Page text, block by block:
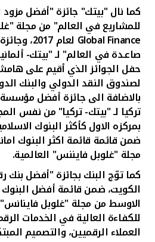
كما نال "بيتك" جائزة "أفضل مزود
للمشاريع في العالم" من مجلة
Global Finance لعام
صاعـدة في العالم" لـ "بيتك-
حفل الجوائز الذي أقيم على
لصندوق النقد الدولي والبنك
بالاضافة الى جائزة أفضل
تركيا لـ "بيتك- تركيا" من نفس
بمركزه الاول كأكثر البنوك
ضمن قائمة قائمة اكثر البنوك
مجلة "غلوبل فايننس" العالمية.
كما توّج البنك بجائزة "أفضل
الكويت، ضمن قائمة أفضل
للكفاءة العالية في الخدمات
العملاء الرقميين، والتصميم